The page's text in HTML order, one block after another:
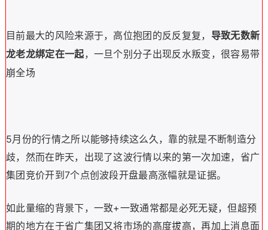
目前最大的风险来源于，高位抱团的反反复复，
导致无数新
龙老龙绑定在一起，一旦个别分子出现反水叛变，很容易带
崩全场
5月份的行情之所以能够持续这么久，靠的就是不断制造分
歧，然而在昨天，出现了这波行情以来的第一次加速，省广
集团竞价开到7个点创波段开盘最高涨幅就是证据。
如此量缩的背景下，一致+一致通常都是必死无疑，但超预
期的地方在于省广集团又将市场的高度拔高，再加上消息面